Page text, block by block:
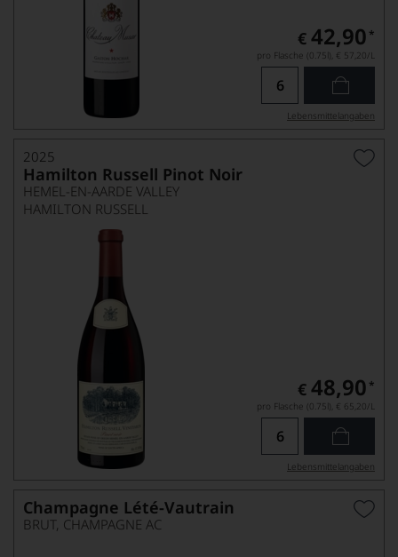
€ 42,90 *
pro Flasche (0.75l), € 57,20/L
Lebensmittel­angaben
2025
Hamilton Russell Pinot Noir
HEMEL-EN-AARDE VALLEY
HAMILTON RUSSELL
€ 48,90 *
pro Flasche (0.75l), € 65,20/L
Lebensmittel­angaben
Champagne Lété-Vautrain
BRUT, CHAMPAGNE AC